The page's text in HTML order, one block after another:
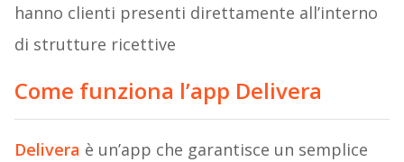
hanno clienti presenti direttamente all’interno
di strutture ricettive
Come funziona l’app Delivera
Delivera è un’app che garantisce un semplice